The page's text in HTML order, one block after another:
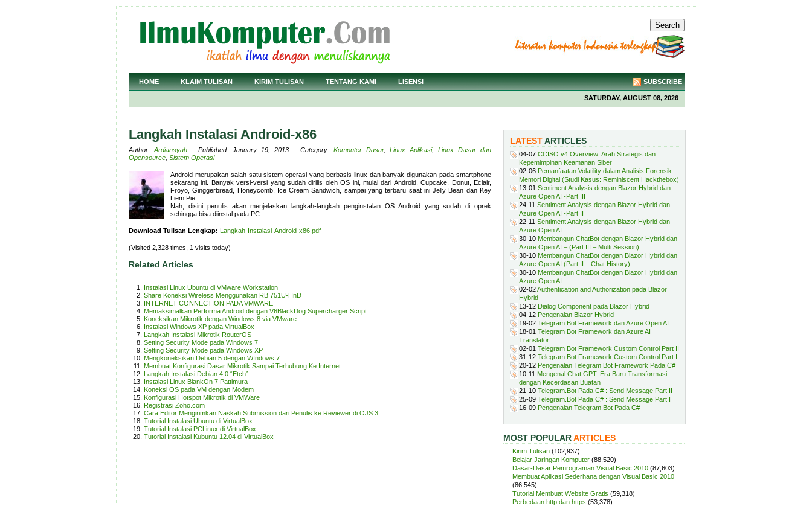
HOME KLAIM TULISAN KIRIM TULISAN TENTANG KAMI LISENSI SUBSCRIBE
SATURDAY, AUGUST 08, 2026
Langkah Instalasi Android-x86
Author:Ardiansyah · Published: January 19, 2013 · Category: Komputer Dasar, Linux Aplikasi, Linux Dasar dan
Opensource Sistem Operasi
Android merupakan salah satu sistem operasi yang berbasis linux dan banyak digunakan pada smartphone
sekarang ini. Banyak versi-versi yang sudah dirilis oleh OS ini, mulai dari Android, Cupcake, Donut, Eclair,
Froyo, Ginggerbread, Honeycomb, Ice Cream Sandwich, sampai yang terbaru saat ini Jelly Bean dan Key
Liem Pie.
Nah, disini penulis akan menjelaskan langkah-langkah penginstalan OS Android yang sudah di oprek
sehingga bisa diinstal pada PC.
Download Tulisan Lengkap: Langkah-Instalasi-Android-x86.pdf
(Visited 2,328 times, 1 visits today)
Related Articles
Instalasi Linux Ubuntu di VMware Workstation
Share Koneksi Wireless Menggunakan RB 751U-HnD
INTERNET CONNECTION PADA VMWARE
Memaksimalkan Performa Android dengan V6BlackDog Supercharger Script
Koneksikan Mikrotik dengan Windows 8 via VMware
Instalasi Windows XP pada VirtualBox
Langkah Instalasi Mikrotik RouterOS
Setting Security Mode pada Windows 7
Setting Security Mode pada Windows XP
Mengkoneksikan Debian 5 dengan WIndows 7
Membuat Konfigurasi Dasar Mikrotik Sampai Terhubung Ke Internet
Langkah Instalasi Debian 4.0 “Etch”
Instalasi Linux BlankOn 7 Pattimura
Koneksi OS pada VM dengan Modem
Konfigurasi Hotspot Mikrotik di VMWare
Registrasi Zoho.com
Cara Editor Mengirimkan Naskah Submission dari Penulis ke Reviewer di OJS 3
Tutorial Instalasi Ubuntu di VirtualBox
Tutorial Instalasi PCLinux di VirtualBox
Tutorial Instalasi Kubuntu 12.04 di VirtualBox
LATESTARTICLES
04-07 CCISO v4 Overview: Arah Strategis dan
Kepemimpinan Keamanan Siber
02-06 Pemanfaatan Volatility dalam Analisis Forensik
Memori Digital (Studi Kasus: Reminiscent Hackthebox)
13-01 Sentiment Analysis dengan Blazor Hybrid dan
Azure Open AI -Part III
24-11 Sentiment Analysis dengan Blazor Hybrid dan
Azure Open AI -Part II
22-11 Sentiment Analysis dengan Blazor Hybrid dan
Azure Open AI
30-10 Membangun ChatBot dengan Blazor Hybrid dan
Azure Open AI – (Part III – Multi Session)
30-10 Membangun ChatBot dengan Blazor Hybrid dan
Azure Open AI (Part II – Chat History)
30-10 Membangun ChatBot dengan Blazor Hybrid dan
Azure Open AI
02-02Authentication and Authorization pada Blazor
Hybrid
13-12 Dialog Component pada Blazor Hybrid
04-12 Pengenalan Blazor Hybrid
19-02 Telegram Bot Framework dan Azure Open AI
18-01 Telegram Bot Framework dan Azure AI
Translator
02-01 Telegram Bot Framework Custom Control Part II
31-12 Telegram Bot Framework Custom Control Part I
20-12 Pengenalan Telegram Bot Framework Pada C#
10-11 Mengenal Chat GPT: Era Baru Transformasi
dengan Kecerdasan Buatan
21-10 Telegram.Bot Pada C# : Send Message Part II
25-09 Telegram.Bot Pada C# : Send Message Part I
16-09 Pengenalan Telegram.Bot Pada C#
MOST POPULARARTICLES
Kirim Tulisan (102,937)
Belajar Jaringan Komputer (88,520)
Dasar-Dasar Pemrograman Visual Basic 2010 (87,603)
Membuat Aplikasi Sederhana dengan Visual Basic 2010
(86,545)
Tutorial Membuat Website Gratis (59,318)
Perbedaan http dan https (53,378)